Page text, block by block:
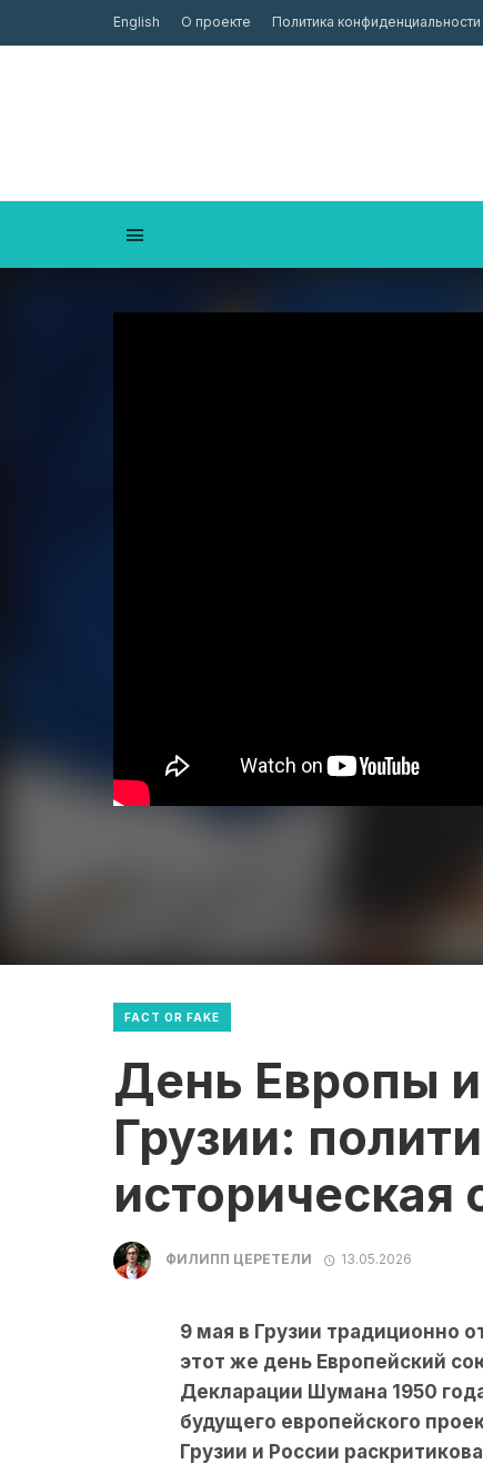
English О проекте Политика конфиденциальности
FACT OR FAKE
День Европы
Грузии:
историческая
ФИЛИПП ЦЕРЕТЕЛИ 13.05.2026
9 мая в Грузии традиционно
этот же день Европейский
Декларации Шумана 1950
будущего европейского
Грузии и России